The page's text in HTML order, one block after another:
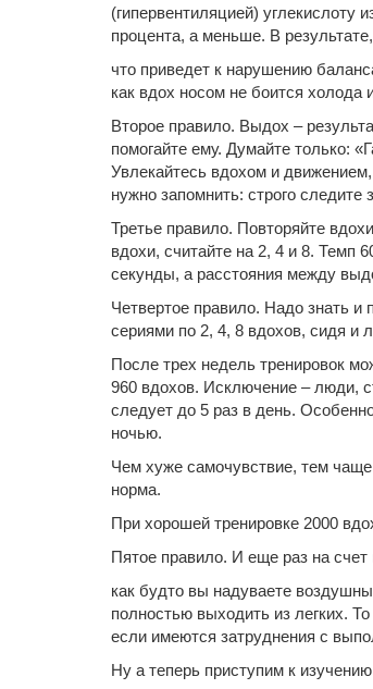
(гипервентиляцией) углекислоту
процента, а меньше. В
что приведет к нарушению
как вдох носом не боится холода
Второе правило. Выдох –
помогайте ему. Думайте только:
Увлекайтесь вдохом и
нужно запомнить: строго
Третье правило. Повторяйте
вдохи, считайте на 2, 4 и 8. Темп
секунды, а расстояния между
Четвертое правило. Надо знать
сериями по 2, 4, 8 вдохов, сидя и
После трех недель тренировок
960 вдохов. Исключение – люди,
следует до 5 раз в день.
ночью.
Чем хуже самочувствие, тем чаще
норма.
При хорошей тренировке 2000
Пятое правило. И еще раз на
как будто вы надуваете
полностью выходить из легких.
если имеются затруднения с
Ну а теперь приступим к